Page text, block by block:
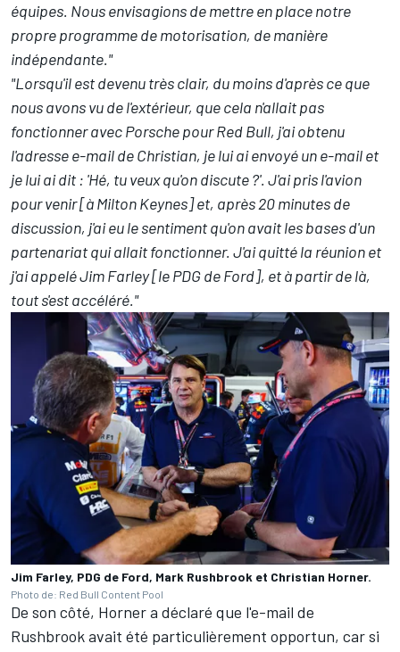
équipes. Nous envisagions de mettre en place notre
propre programme de motorisation, de manière
indépendante."
"Lorsqu'il est devenu très clair, du moins d'après ce que
nous avons vu de l'extérieur, que cela n'allait pas
fonctionner avec Porsche pour Red Bull, j'ai obtenu
l'adresse e-mail de Christian, je lui ai envoyé un e-mail et
je lui ai dit : 'Hé, tu veux qu'on discute ?'. J'ai pris l'avion
pour venir [à Milton Keynes] et, après 20 minutes de
discussion, j'ai eu le sentiment qu'on avait les bases d'un
partenariat qui allait fonctionner. J'ai quitté la réunion et
j'ai appelé Jim Farley [le PDG de Ford], et à partir de là,
tout s'est accéléré."
Jim Farley, PDG de Ford, Mark Rushbrook et Christian Horner.
Photo de: Red Bull Content Pool
De son côté, Horner a déclaré que l'e-mail de
Rushbrook avait été particulièrement opportun, car si